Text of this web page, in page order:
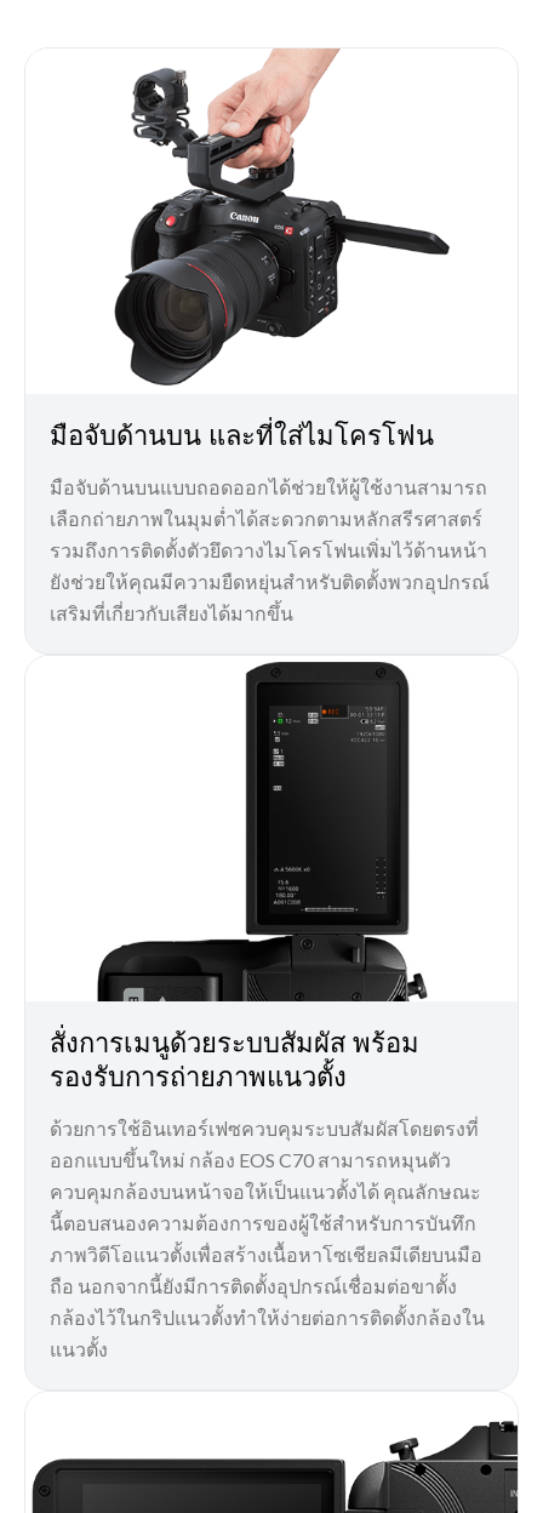
มือจับด้านบน และที่ใส่ไมโครโฟน
มือจับด้านบนแบบถอดออกได้ช่วยให้ผู้ใช้งานสามารถ
เลือกถ่ายภาพในมุมต่ำได้สะดวกตามหลักสรีรศาสตร์
รวมถึงการติดตั้งตัวยึดวางไมโครโฟนเพิ่มไว้ด้านหน้า
ยังช่วยให้คุณมีความยืดหยุ่นสำหรับติดตั้งพวกอุปกรณ์
เสริมที่เกี่ยวกับเสียงได้มากขึ้น
สั่งการเมนูด้วยระบบสัมผัส พร้อม
รองรับการถ่ายภาพแนวตั้ง
ด้วยการใช้อินเทอร์เฟซควบคุมระบบสัมผัสโดยตรงที่
ออกแบบขึ้นใหม่ กล้อง EOS C70 สามารถหมุนตัว
ควบคุมกล้องบนหน้าจอให้เป็นแนวตั้งได้ คุณลักษณะ
นี้ตอบสนองความต้องการของผู้ใช้สำหรับการบันทึก
ภาพวิดีโอแนวตั้งเพื่อสร้างเนื้อหาโซเชียลมีเดียบนมือ
ถือ นอกจากนี้ยังมีการติดตั้งอุปกรณ์เชื่อมต่อขาตั้ง
กล้องไว้ในกริปแนวตั้งทำให้ง่ายต่อการติดตั้งกล้องใน
แนวตั้ง